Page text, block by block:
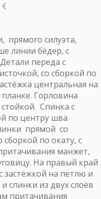
€
силуэта,
линии бёдер, с
переда с
со сборкой по
центральная на
Горловина
Спинка с
по центру шва
прямой со
по окату, с
манжет,
На правый край
застёжкой на петлю и
спинки из двух слоёв
притачивания